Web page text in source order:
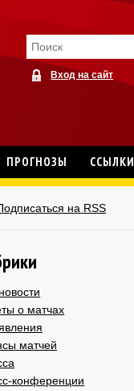
Вход на сайт
ПРОГНОЗЫ ССЫЛКИ
на RSS
о матчах
матчей
конференции